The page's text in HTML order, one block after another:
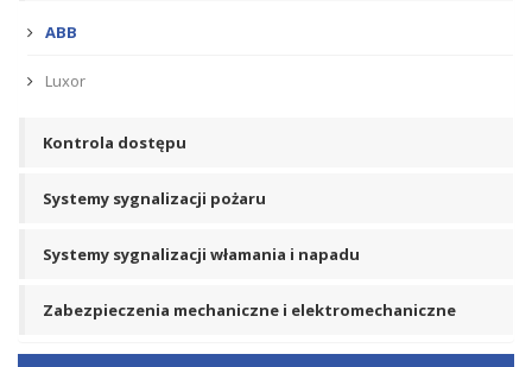
ABB
Luxor
Kontrola dostępu
Systemy sygnalizacji pożaru
Systemy sygnalizacji włamania i napadu
Zabezpieczenia mechaniczne i elektromechaniczne